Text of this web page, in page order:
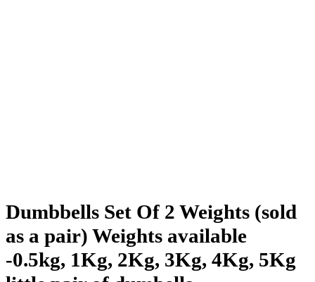
Dumbbells Set Of 2 Weights (sold
as a pair) Weights available
-0.5kg, 1Kg, 2Kg, 3Kg, 4Kg, 5Kg